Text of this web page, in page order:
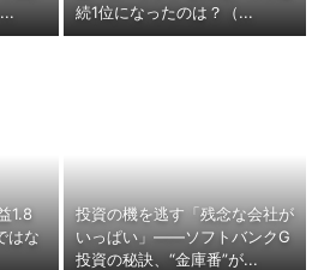
続1位になったのは？（...
1.8
はな
投資の機を逃す「残念な会社が
いっぱい」――ソフトバンクG
投資の秘訣、“金庫番”が...